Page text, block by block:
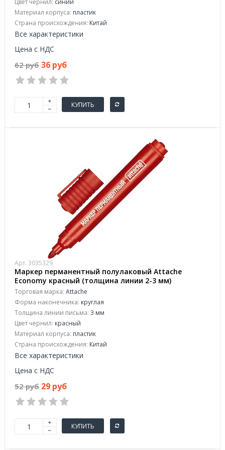
Цвет чернил: синий
Материал корпуса: пластик
Страна происхождения: Китай
Все характеристики
Цена с НДС
62 руб 36 руб
КУПИТЬ
Арт. 3035329
Маркер перманентный полулаковый Attache
Economy красный (толщина линии 2-3 мм)
Торговая марка: Attache
Форма наконечника: круглая
Толщина линии письма: 3 мм
Цвет чернил: красный
Материал корпуса: пластик
Страна происхождения: Китай
Все характеристики
Цена с НДС
52 руб 29 руб
КУПИТЬ